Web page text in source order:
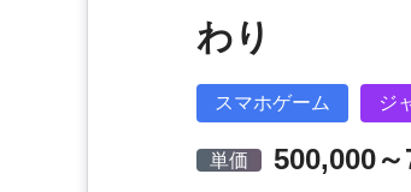
わり
スマホゲーム ジ
単価 500,000